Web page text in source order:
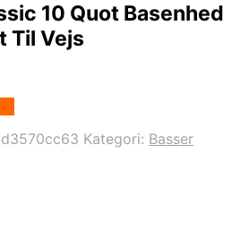
10 Quot Basenhed
Til Vejs
Kategori: Basser